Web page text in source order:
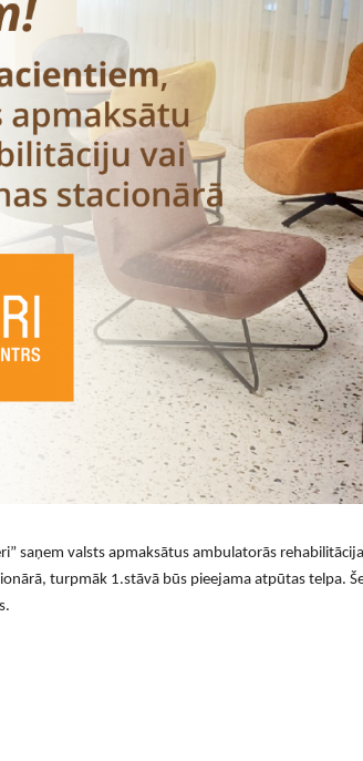
saņem valsts apmaksātus ambulatorās
turpmāk 1.stāvā būs pieejama atpūtas telpa.